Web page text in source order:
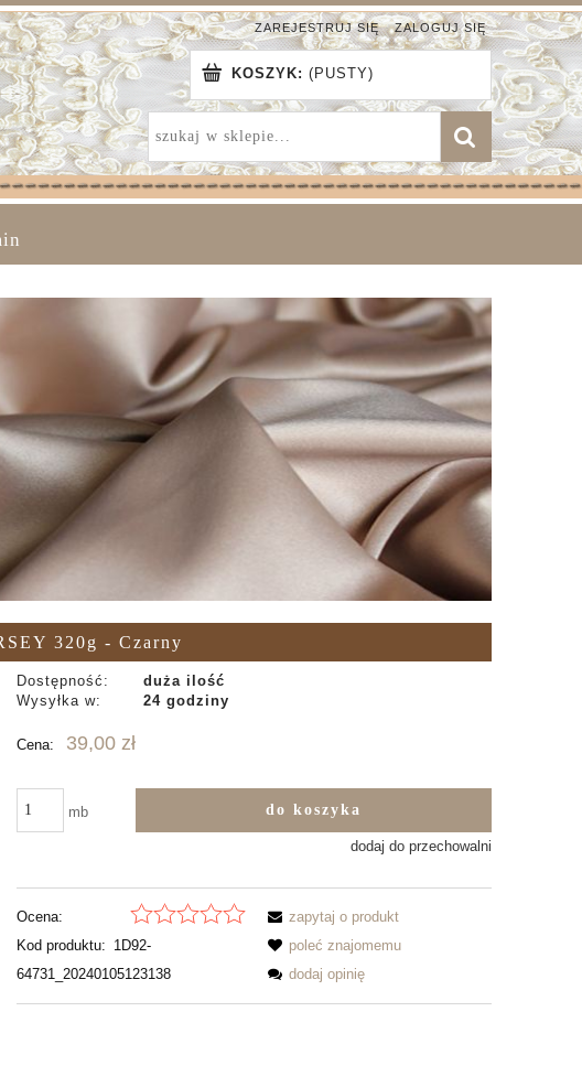
ZAREJESTRUJ SIĘ ZALOGUJ SIĘ
KOSZYK: (PUSTY)
320g - Czarny
Dostępność:
duża ilość
Wysyłka w:
24 godziny
Cena: 39,00 zł
mb do koszyka
dodaj do przechowalni
Ocena:
Kod produktu: 1D92-
64731_20240105123138
zapytaj o produkt
poleć znajomemu
dodaj opinię